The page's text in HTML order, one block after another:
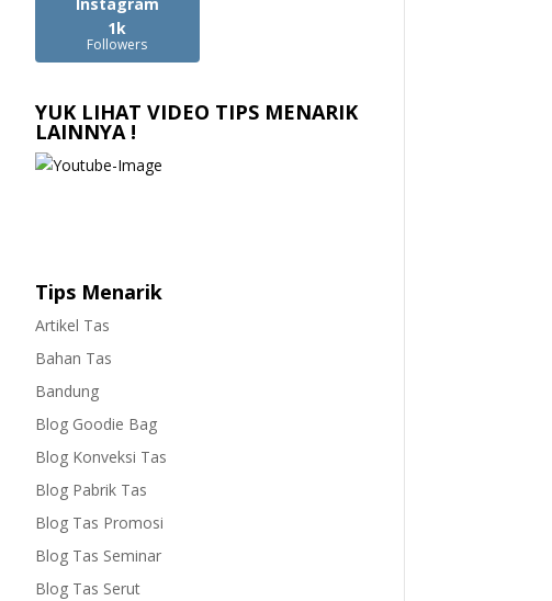
1k
Followers
YUK LIHAT VIDEO TIPS MENARIK
LAINNYA !
Tips Menarik
Artikel Tas
Bahan Tas
Bandung
Blog Goodie Bag
Blog Konveksi Tas
Blog Pabrik Tas
Blog Tas Promosi
Blog Tas Seminar
Blog Tas Serut